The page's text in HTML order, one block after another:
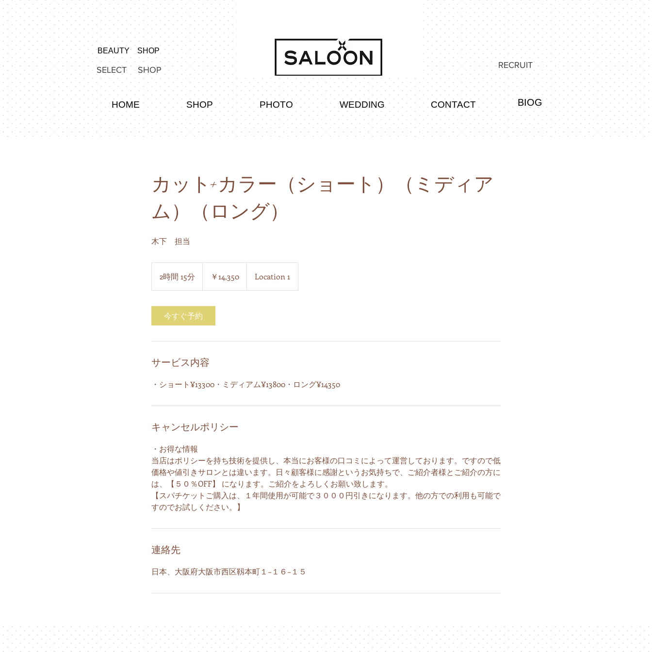
BEAUTY SHOP
SELECT SHOP RECRUIT
HOME SHOP PHOTO WEDDING CONTACT BIOG
カット+カラー（ショート）（ミディア
ム）（ロング）
木下 担当
2時間 15分
時
1
5
￥14,350 Location 1
今すぐ予約
サービス内容
・ショート¥13300・ミディアム¥13800・ロング¥14350
キャンセルポリシー
・お得な情報
当店はポリシーを持ち技術を提供し、本当にお客様の口コミによって運営しております。ですので低
価格や値引きサロンとは違います。日々顧客様に感謝というお気持ちで、ご紹介者様とご紹介の方に
は、【５０％OFF】 になります。ご紹介をよろしくお願い致します。
【スパチケットご購入は、１年間使用が可能で３０００円引きになります。他の方での利用も可能で
連絡先
日本、大阪府大阪市西区靱本町１−１６−１５